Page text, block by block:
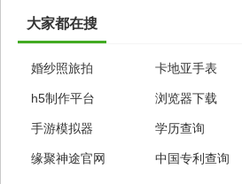
大家都在搜
婚纱照旅拍 卡地亚手表
h5制作平台 浏览器下载
手游模拟器 学历查询
缘聚神途官网 中国专利查询